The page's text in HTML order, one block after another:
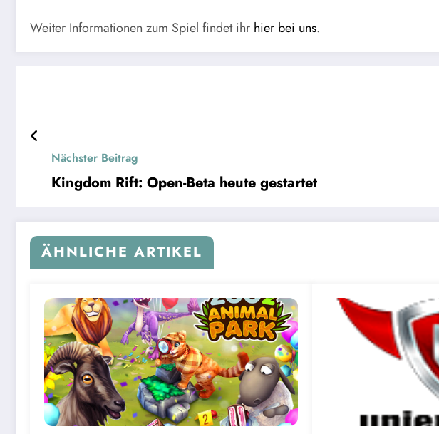
Weiter Informationen zum Spiel findet ihr hier bei uns.
Nächster Beitrag
Kingdom Rift: Open-Beta heute gestartet
ÄHNLICHE ARTIKEL